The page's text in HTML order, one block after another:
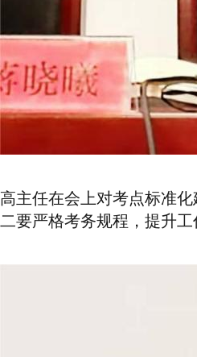
高主任在会上对考点标准
二要严格考务规程，提升